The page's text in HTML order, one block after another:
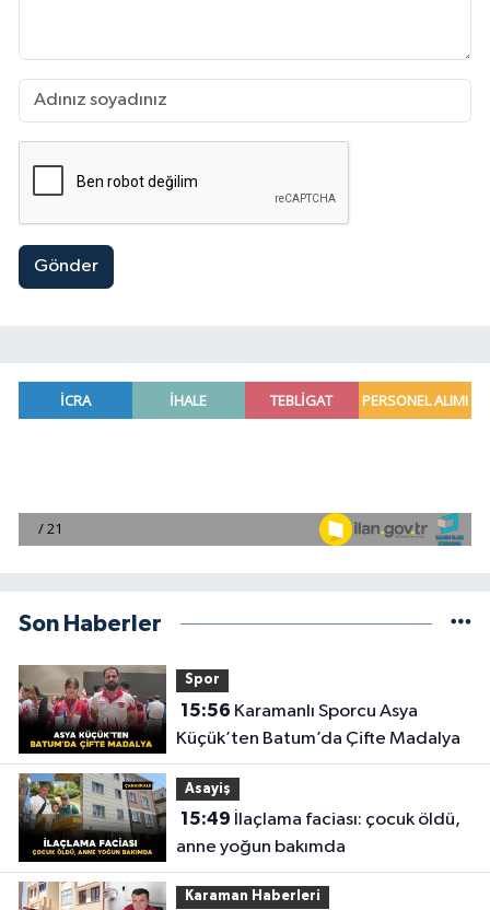
Gönder
Son Haberler
Spor
15:56
Küçük’ten Batum’da Çifte Madalya
Asayiş
15:49
anne yoğun bakımda
Karaman Haberleri